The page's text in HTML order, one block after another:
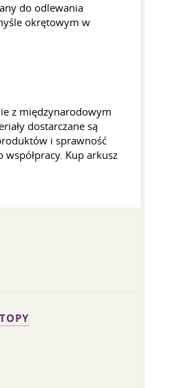
do odlewania
okrętowym w
z międzynarodowym
dostarczane są
i sprawność
Kup arkusz